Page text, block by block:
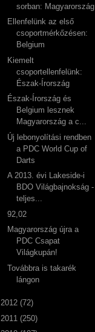
sorban: Magyarország
Ellenfelünk az első
csoportmérkőzésen:
Belgium
Kiemelt
csoportellenfelünk:
Észak-Írország
Észak-Írország és
Belgium lesznek
Magyarország a c...
Új lebonyolítási rendben
a PDC World Cup of
Darts
A 2013. évi Lakeside-i
BDO Világbajnokság -
teljes...
92,02
Magyarország újra a
PDC Csapat
Világkupán!
Továbbra is takarék
lángon
2012 (72)
2011 (250)